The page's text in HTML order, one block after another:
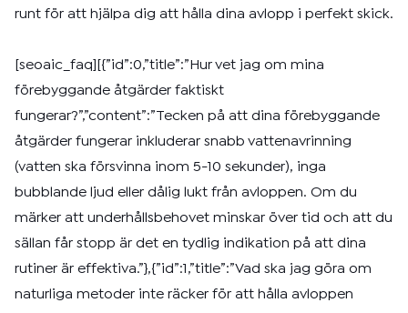
runt för att hjälpa dig att hålla dina avlopp i perfekt skick.
[seoaic_faq][{”id”:0,”title”:”Hur vet jag om mina
förebyggande åtgärder faktiskt
fungerar?”,”content”:”Tecken på att dina förebyggande
åtgärder fungerar inkluderar snabb vattenavrinning
(vatten ska försvinna inom 5-10 sekunder), inga
bubblande ljud eller dålig lukt från avloppen. Om du
märker att underhållsbehovet minskar över tid och att du
sällan får stopp är det en tydlig indikation på att dina
rutiner är effektiva.”},{”id”:1,”title”:”Vad ska jag göra om
naturliga metoder inte räcker för att hålla avloppen